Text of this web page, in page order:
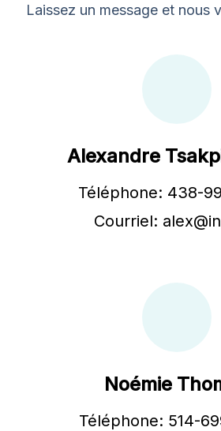
Laissez un message et nous
Alexandre
Téléphone: 438-
Courriel:
Noémie
Téléphone: 514-